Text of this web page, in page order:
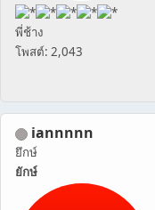
พี่ช้าง
โพสต์: 2,043
iannnnn
ยึกษ์
ยักษ์